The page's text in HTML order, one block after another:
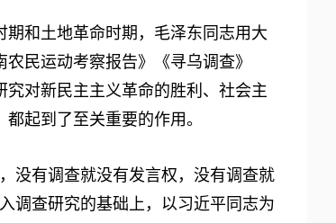
和土地革命时期，毛泽东同志用大
民运动考察报告》《寻乌调查》
究对新民主主义革命的胜利、社会主
起到了至关重要的作用。
有调查就没有发言权，没有调查就
调查研究的基础上，以习近平同志为